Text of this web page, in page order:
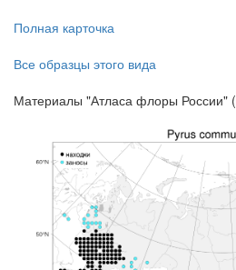
Полная карточка
Все образцы этого вида
Материалы "Атласа флоры России" (